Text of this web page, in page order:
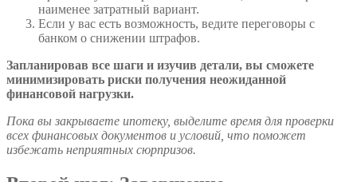
наименее затратный вариант.
Если у вас есть возможность, ведите переговоры с
банком о снижении штрафов.
Запланировав все шаги и изучив детали, вы сможете
минимизировать риски получения неожиданной
финансовой нагрузки.
Пока вы закрываете ипотеку, выделите время для проверки
всех финансовых документов и условий, что поможет
избежать неприятных сюрпризов.